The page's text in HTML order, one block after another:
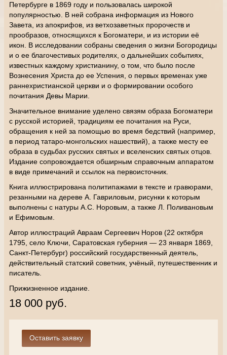
Петербурге в 1869 году и пользовалась широкой
популярностью. В ней собрана информация из Нового
Завета, из апокрифов, из ветхозаветных пророчеств и
прообразов, относящихся к Богоматери, и из истории её
икон. В исследовании собраны сведения о жизни Богородицы
и о ее благочестивых родителях, о дальнейших событиях,
известных каждому христианину, о том, что было после
Вознесения Христа до ее Успения, о первых временах уже
раннехристианской церкви и о формировании особого
почитания Девы Марии.
Значительное внимание уделено связям образа Богоматери
с русской историей, традициям ее почитания на Руси,
обращения к ней за помощью во время бедствий (например,
в период татаро-монгольских нашествий), а также месту ее
образа в судьбах русских святых и вселенских святых отцов.
Издание сопровождается обширным справочным аппаратом
в виде примечаний и ссылок на первоисточник.
Книга иллюстрирована политипажами в тексте и гравюрами,
резанными на дереве А. Гавриловым, рисунки к которым
выполнены с натуры А.С. Норовым, а также Л. Поливановым
и Ефимовым.
Автор иллюстраций Авраам Сергеевич Норов (22 октября
1795, село Ключи, Саратовская губерния — 23 января 1869,
Санкт-Петербург) российский государственный деятель,
действительный статский советник, учёный, путешественник и
писатель.
Прижизненное издание.
18 000 руб.